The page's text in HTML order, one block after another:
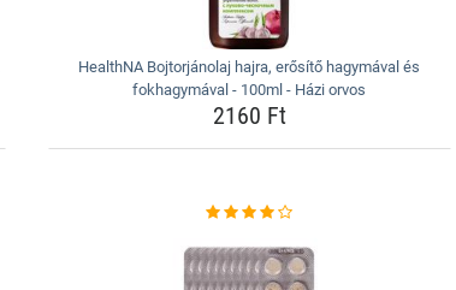
HealthNA Bojtorjánolaj hajra, erősítő hagymával és
fokhagymával - 100ml - Házi orvos
2160 Ft